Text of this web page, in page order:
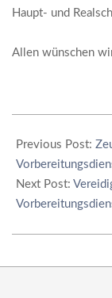
Haupt- und
Allen wünschen
07-
30
Previous Post:
Next Post: